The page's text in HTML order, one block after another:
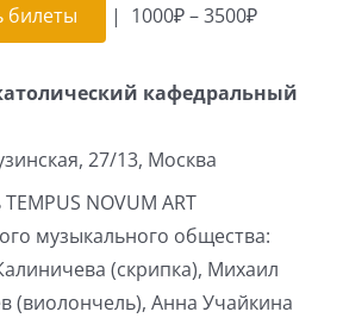
билеты | 1000₽ – 3500₽
кафедральный
27/13, Москва
NOVUM ART
музыкального общества:
(скрипка), Михаил
(виолончель), Анна Учайкина